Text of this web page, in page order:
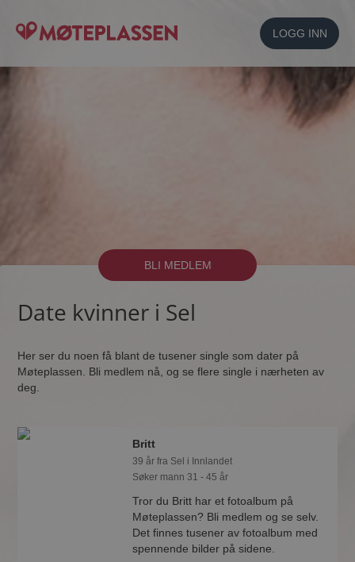
LOGG INN
BLI MEDLEM
Date kvinner i Sel
Her ser du noen få blant de tusener single som dater på
Møteplassen. Bli medlem nå, og se flere single i nærheten av
deg.
Britt
39 år fra Sel i Innlandet
Søker mann 31 - 45 år
Tror du Britt har et fotoalbum på
Møteplassen? Bli medlem og se selv.
Det finnes tusener av fotoalbum med
spennende bilder på sidene.